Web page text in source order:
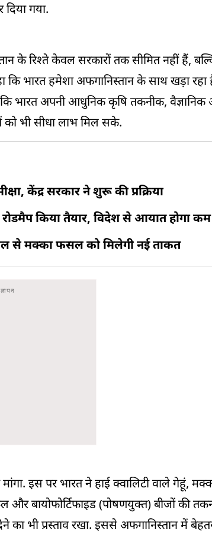
गया.
के रिश्ते केवल सरकारों तक सीमित नहीं हैं,
कि भारत हमेशा अफगानिस्तान के साथ खड़ा
कि भारत अपनी आधुनिक कृषि तकनीक,
को भी सीधा लाभ मिल सके.
केंद्र सरकार ने शुरू की प्रक्रिया
रोडमैप किया तैयार, विदेश से आयात होगा कम
से मक्का फसल को मिलेगी नई ताकत
इस पर भारत ने हाई क्वालिटी वाले गेहूं,
बायोफोर्टिफाइड (पोषणयुक्त) बीजों की
भी प्रस्ताव रखा. इससे अफगानिस्तान में